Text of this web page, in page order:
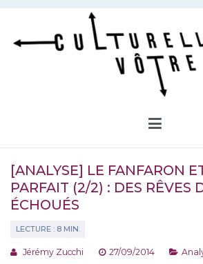
Aller
contenu
[ANALYSE] LE FANFARON
PARFAIT (2/2) : DES RÊVES
ÉCHOUÉS
Jérémy Zucchi 27/09/2014